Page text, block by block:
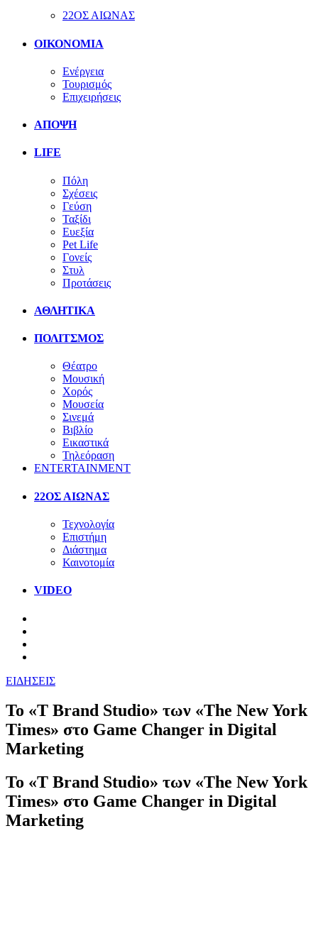
22ΟΣ ΑΙΩΝΑΣ
ΟΙΚΟΝΟΜΙΑ
Ενέργεια
Τουρισμός
Επιχειρήσεις
ΑΠΟΨΗ
LIFE
Πόλη
Σχέσεις
Γεύση
Ταξίδι
Ευεξία
Pet Life
Γονείς
Στυλ
Προτάσεις
ΑΘΛΗΤΙΚΑ
ΠΟΛΙΤΣΜΟΣ
Θέατρο
Μουσική
Χορός
Μουσεία
Σινεμά
Βιβλίο
Εικαστικά
Τηλεόραση
ENTERTAINMENT
22ΟΣ ΑΙΩΝΑΣ
Τεχνολογία
Επιστήμη
Διάστημα
Καινοτομία
VIDEO
ΕΙΔΗΣΕΙΣ
Το «T Brand Studio» των «The New York
Times» στο Game Changer in Digital
Marketing
Το «T Brand Studio» των «The New York
Times» στο Game Changer in Digital
Marketing